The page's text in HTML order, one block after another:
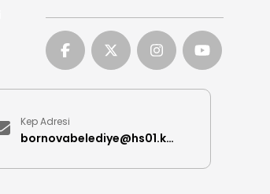
Kep Adresi
bornovabelediye@hs01.kep.tr